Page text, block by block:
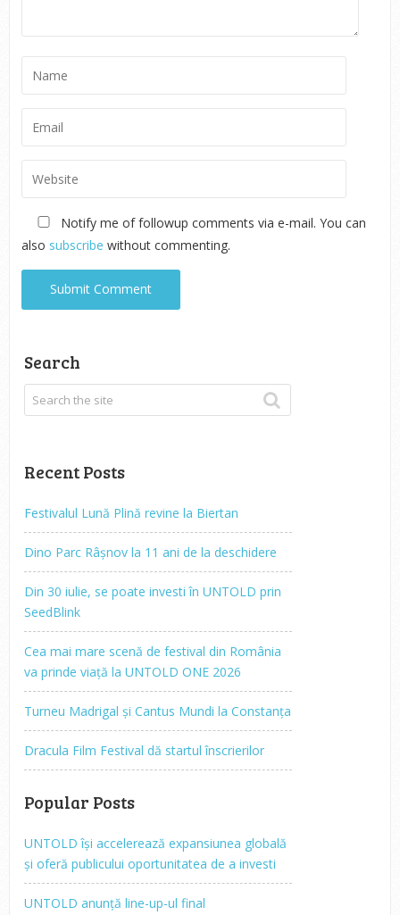
Notify me of followup comments via e-mail. You can
also subscribe without commenting.
Search
Recent Posts
Festivalul Lună Plină revine la Biertan
Dino Parc Râșnov la 11 ani de la deschidere
Din 30 iulie, se poate investi în UNTOLD prin
SeedBlink
Cea mai mare scenă de festival din România
va prinde viață la UNTOLD ONE 2026
Turneu Madrigal și Cantus Mundi la Constanța
Dracula Film Festival dă startul înscrierilor
Popular Posts
UNTOLD își accelerează expansiunea globală
și oferă publicului oportunitatea de a investi
UNTOLD anunță line-up-ul final